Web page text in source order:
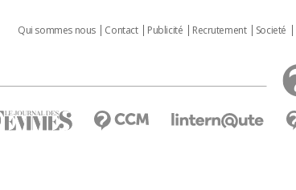
Qui sommes nous Contact Publicité Recrutement Societé